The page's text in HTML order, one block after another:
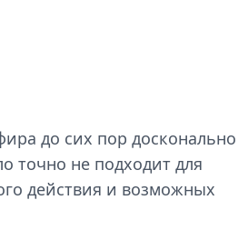
до сих пор досконально
точно не подходит для
действия и возможных